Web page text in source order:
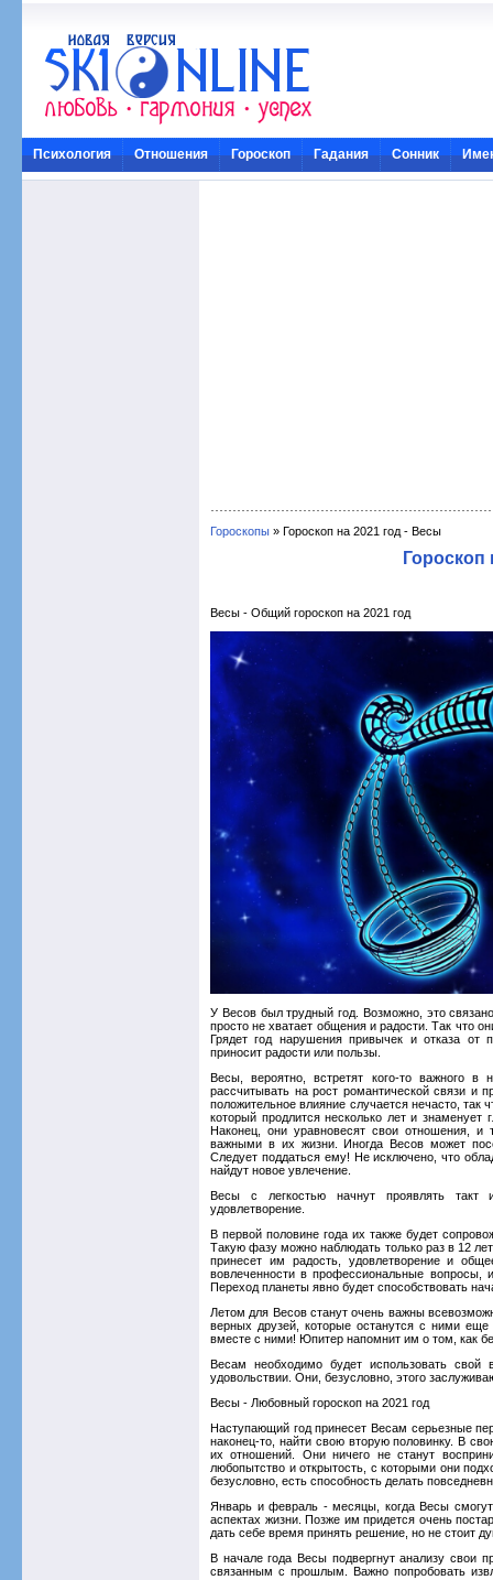
Психология Отношения Гороскоп Гадания Сонник
Гороскопы » Гороскоп на 2021 год - Весы
Гороскоп
Весы - Общий гороскоп на 2021 год
У Весов был трудный год. Возможно, это
просто не хватает общения и радости. Так что
Грядет год нарушения привычек и отказа от
приносит радости или пользы.
Весы, вероятно, встретят кого-то важного
рассчитывать на рост романтической связи и
положительное влияние случается нечасто, так
который продлится несколько лет и
Наконец, они уравновесят свои отношения, и
важными в их жизни. Иногда Весов может
Следует поддаться ему! Не исключено, что
найдут новое увлечение.
Весы с легкостью начнут проявлять такт
удовлетворение.
В первой половине года их также будет
Такую фазу можно наблюдать только раз в 12
принесет им радость, удовлетворение и
вовлеченности в профессиональные вопросы,
Переход планеты явно будет способствовать
Летом для Весов станут очень важны
верных друзей, которые останутся с ними
вместе с ними! Юпитер напомнит им о том, как
Весам необходимо будет использовать свой
удовольствии. Они, безусловно, этого
Весы - Любовный гороскоп на 2021 год
Наступающий год принесет Весам серьезные
наконец-то, найти свою вторую половинку. В
их отношений. Они ничего не станут
любопытство и открытость, с которыми они
безусловно, есть способность делать
Январь и февраль - месяцы, когда Весы
аспектах жизни. Позже им придется очень
дать себе время принять решение, но не стоит
В начале года Весы подвергнут анализу свои
связанным с прошлым. Важно попробовать